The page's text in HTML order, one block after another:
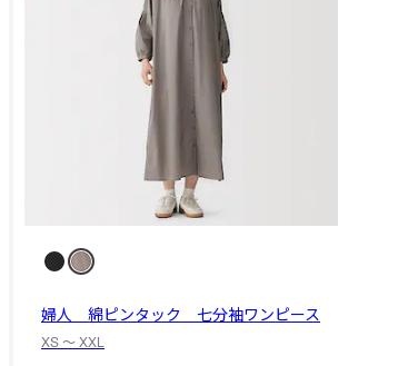
婦人 綿ピンタック 七分袖ワンピース
XS 〜 XXL